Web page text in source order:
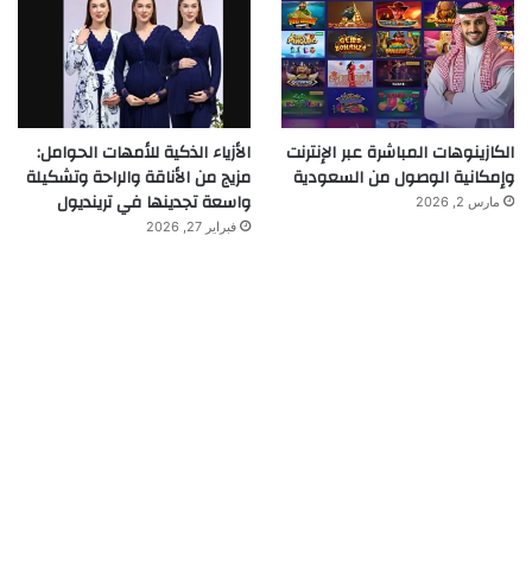
الكازينوهات المباشرة عبر الإنترنت
وإمكانية الوصول من السعودية
مارس 2, 2026
الأزياء الذكية للأمهات الحوامل:
مزيج من الأناقة والراحة وتشكيلة
واسعة تجدينها في ترينديول
فبراير 27, 2026